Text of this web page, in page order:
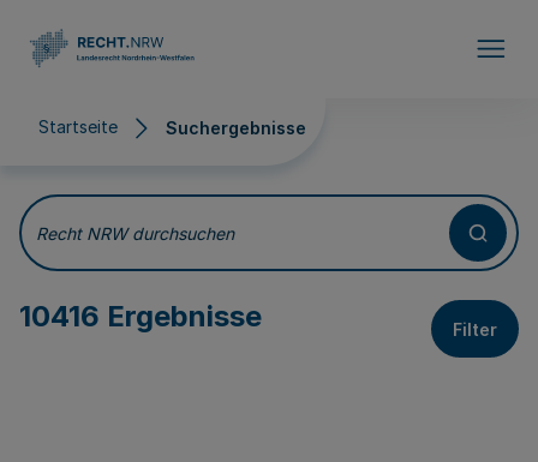
Startseite Suchergebnisse
Suchergebnisse
Recht NRW durchsuchen
10416 Ergebnisse Filter